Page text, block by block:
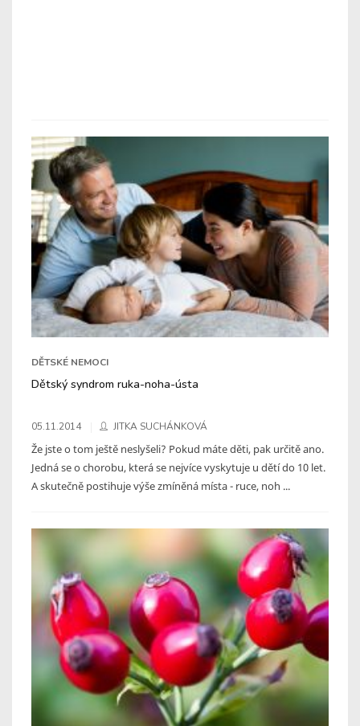
DĚTSKÉ NEMOCI
Dětský syndrom ruka-noha-ústa
05.11.2014 JITKA SUCHÁNKOVÁ
Že jste o tom ještě neslyšeli? Pokud máte děti, pak určitě ano.
Jedná se o chorobu, která se nejvíce vyskytuje u dětí do 10 let.
A skutečně postihuje výše zmíněná místa - ruce, noh ...